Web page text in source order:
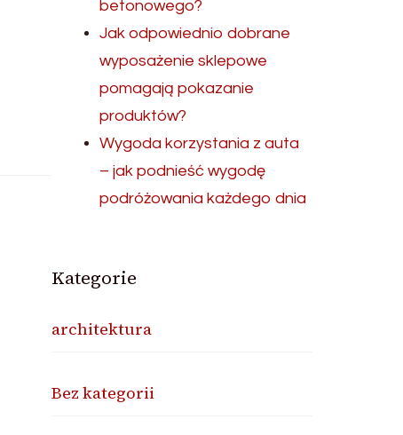
betonowego?
Jak odpowiednio dobrane
wyposażenie sklepowe
pomagają pokazanie
produktów?
Wygoda korzystania z auta
– jak podnieść wygodę
podróżowania każdego dnia
Kategorie
architektura
Bez kategorii